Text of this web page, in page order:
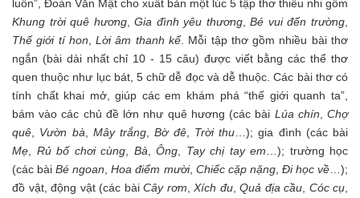
luôn”, Đoàn Văn Mật cho xuất bản một lúc 5 tập thơ thiếu nhi gồm
Khung trời quê hương,Gia đình yêu thương,Bé vui đến trường
Thế giới tí hon ,Lời âm thanh kể. Mỗi tập thơ gồm nhiều bài thơ
ngắn (bài dài nhất chỉ 10 - 15 câu) được viết bằng các thể thơ
quen thuộc như lục bát, 5 chữ dễ đọc và dễ thuộc. Các bài thơ có
tính chất khai mở, giúp các em khám phá “thế giới quanh ta”,
bám vào các chủ đề lớn như quê hương (các bài Lúa chín ,Chợ
quê
Vườn bà Mây trắng ,Bờ đê, Trời thu …); gia đình (các bài
Mẹ
Rủ bố chơi cùng Bà Ông Tay chị tay em …); trường học
(các bàiBé ngoan ,Hoa điểm mười, Chiếc cặp nặng, Đi học về …);
đồ vật, động vật (các bài Cây rơm Xích đu, Quả địa cầu Cóc cụ